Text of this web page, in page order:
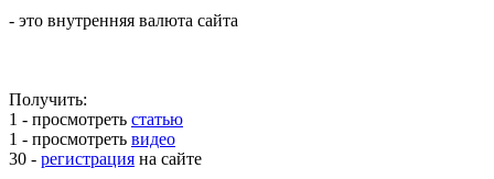
- это внутренняя валюта сайта
Получить:
1 - просмотреть статью
1 - просмотреть видео
30 - регистрация на сайте